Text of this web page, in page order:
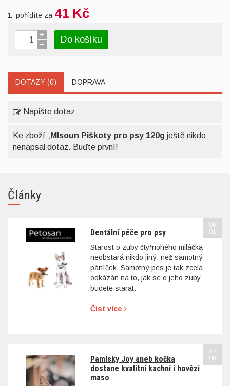
1 pořídíte za 41 Kč
Do košíku
DOTAZY (0) DOPRAVA
Napište dotaz
Ke zboží „ Mlsoun Piškoty pro psy 120g ještě nikdo
nenapsal dotaz. Buďte první!
Články
Dentální péče pro psy
Starost o zuby čtyřnohého miláčka
neobstará nikdo jiný, než samotný
páníček. Samotný pes je tak zcela
odkázán na to, jak se o jeho zuby
budete starat.
Číst více
06
01
Pamlsky Joy aneb kočka
dostane kvalitní kachní i hovězí
maso
27
08